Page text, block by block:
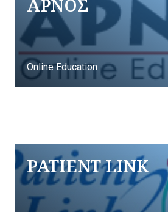
ΑΡΝΟΣ
Online Education
PATIENT LINK